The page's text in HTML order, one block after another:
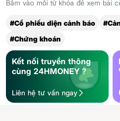
Bấm vào mỗi từ khóa để xem bài
#Cổ phiếu diện cảnh báo
#Chứng khoán
Kết nối truyền thông
cùng 24HMONEY ?
Liên hệ tư vấn ngay